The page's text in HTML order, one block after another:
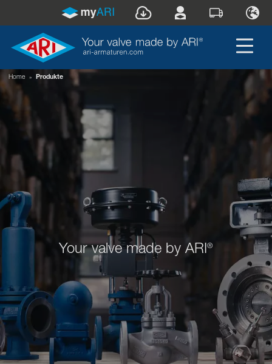
Home » Produkte
Your valve made by ARI®